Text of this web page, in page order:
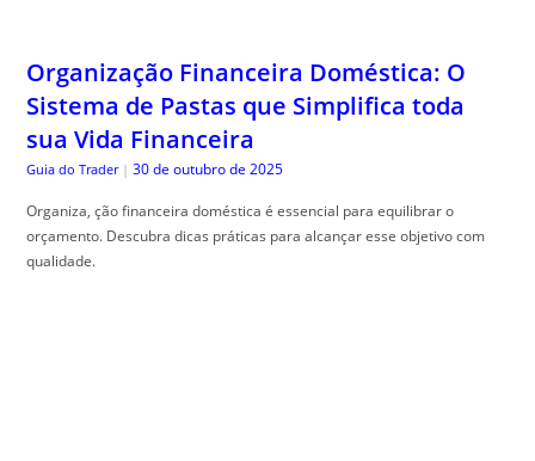
Organização Financeira Doméstica: O
Sistema de Pastas que Simplifica toda
sua Vida Financeira
Guia do Trader | 30 de outubro de 2025
Organiza, ção financeira doméstica é essencial para equilibrar o
orçamento. Descubra dicas práticas para alcançar esse objetivo com
qualidade.